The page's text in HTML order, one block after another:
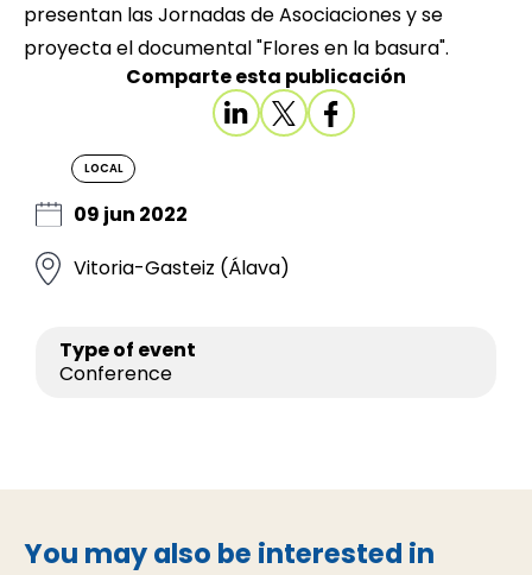
presentan las Jornadas de Asociaciones y se
proyecta el documental "Flores en la basura".
Comparte esta publicación
LOCAL
09 jun 2022
Vitoria-Gasteiz (Álava)
Type of event
Conference
You may also be interested in